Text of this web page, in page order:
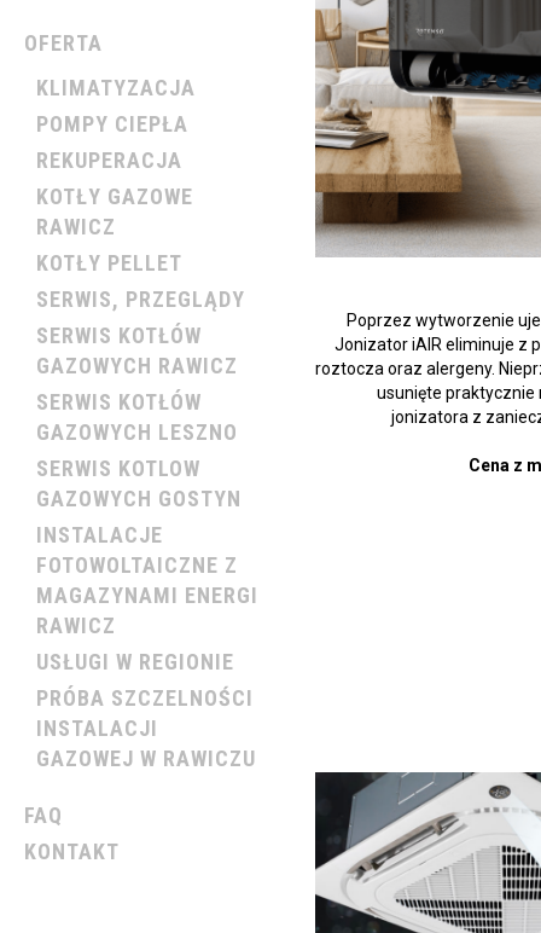
OFERTA
KLIMATYZACJA
POMPY CIEPŁA
REKUPERACJA
KOTŁY GAZOWE
RAWICZ
KOTŁY PELLET
SERWIS, PRZEGLĄDY
SERWIS KOTŁÓW
GAZOWYCH RAWICZ
SERWIS KOTŁÓW
GAZOWYCH LESZNO
SERWIS KOTLOW
GAZOWYCH GOSTYN
INSTALACJE
FOTOWOLTAICZNE Z
MAGAZYNAMI ENERGI
RAWICZ
USŁUGI W REGIONIE
PRÓBA SZCZELNOŚCI
INSTALACJI
GAZOWEJ W RAWICZU
FAQ
KONTAKT
Poprzez wytworzenie
Jonizator iAIR eliminuje z
roztocza oraz alergeny.
usunięte
jonizatora z
Cena z